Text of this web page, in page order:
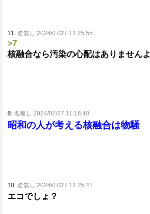
11: 名無し 2024/07/27 11:25:55
>7
核融合なら汚染の心配はありませんよ
8: 名無し 2024/07/27 11:18:40
昭和の人が考える核融合は物騒
10: 名無し 2024/07/27 11:25:41
エコでしょ？